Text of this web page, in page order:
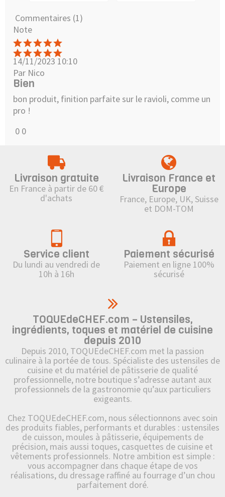
Commentaires (1)
Note
14/11/2023 10:10
Par Nico
Bien
bon produit, finition parfaite sur le ravioli, comme un
pro !
0 0
Livraison gratuite
En France à partir de 60 €
d'achats
Livraison France et
Europe
France, Europe, UK, Suisse
et DOM-TOM
Service client
Du lundi au vendredi de
10h à 16h
Paiement sécurisé
Paiement en ligne 100%
sécurisé
TOQUEdeCHEF.com – Ustensiles,
ingrédients, toques et matériel de cuisine
depuis 2010
Depuis 2010, TOQUEdeCHEF.com met la passion
culinaire à la portée de tous. Spécialiste des ustensiles de
cuisine et du matériel de pâtisserie de qualité
professionnelle, notre boutique s’adresse autant aux
professionnels de la gastronomie qu’aux particuliers
exigeants.
Chez TOQUEdeCHEF.com, nous sélectionnons avec soin
des produits fiables, performants et durables : ustensiles
de cuisson, moules à pâtisserie, équipements de
précision, mais aussi toques, casquettes de cuisine et
vêtements professionnels. Notre ambition est simple :
vous accompagner dans chaque étape de vos
réalisations, du dressage raffiné au fourrage d’un chou
parfaitement doré.